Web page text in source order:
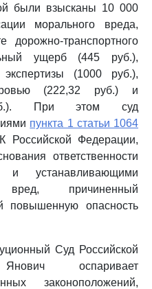
были взысканы 10 000
морального вреда,
дорожно-транспортного
ущерб (445 руб.),
(1000 руб.),
(222,32 руб.) и
При этом суд
пункта 1 статьи 1064
Российской Федерации,
ответственности
устанавливающими
вред, причиненный
повышенную опасность
Суд Российской
оспаривает
законоположений,